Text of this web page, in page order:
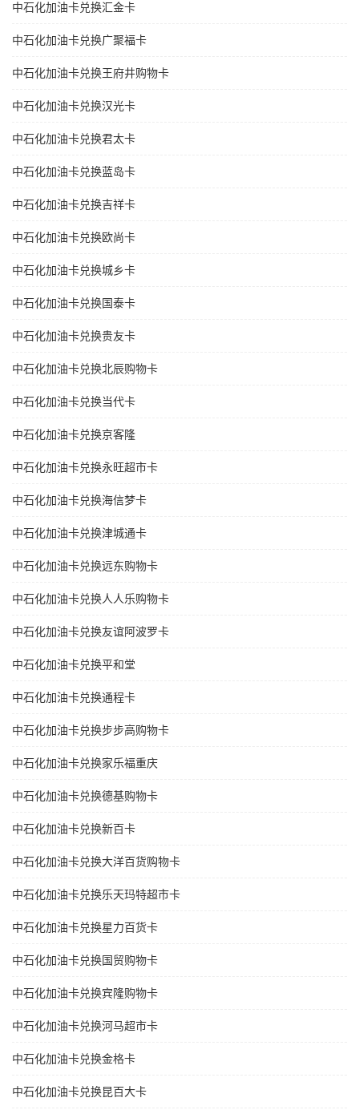
中石化加油卡兑换汇金卡
中石化加油卡兑换广聚福卡
中石化加油卡兑换王府井购物卡
中石化加油卡兑换汉光卡
中石化加油卡兑换君太卡
中石化加油卡兑换蓝岛卡
中石化加油卡兑换吉祥卡
中石化加油卡兑换欧尚卡
中石化加油卡兑换城乡卡
中石化加油卡兑换国泰卡
中石化加油卡兑换贵友卡
中石化加油卡兑换北辰购物卡
中石化加油卡兑换当代卡
中石化加油卡兑换京客隆
中石化加油卡兑换永旺超市卡
中石化加油卡兑换海信梦卡
中石化加油卡兑换津城通卡
中石化加油卡兑换远东购物卡
中石化加油卡兑换人人乐购物卡
中石化加油卡兑换友谊阿波罗卡
中石化加油卡兑换平和堂
中石化加油卡兑换通程卡
中石化加油卡兑换步步高购物卡
中石化加油卡兑换家乐福重庆
中石化加油卡兑换德基购物卡
中石化加油卡兑换新百卡
中石化加油卡兑换大洋百货购物卡
中石化加油卡兑换乐天玛特超市卡
中石化加油卡兑换星力百货卡
中石化加油卡兑换国贸购物卡
中石化加油卡兑换宾隆购物卡
中石化加油卡兑换河马超市卡
中石化加油卡兑换金格卡
中石化加油卡兑换昆百大卡